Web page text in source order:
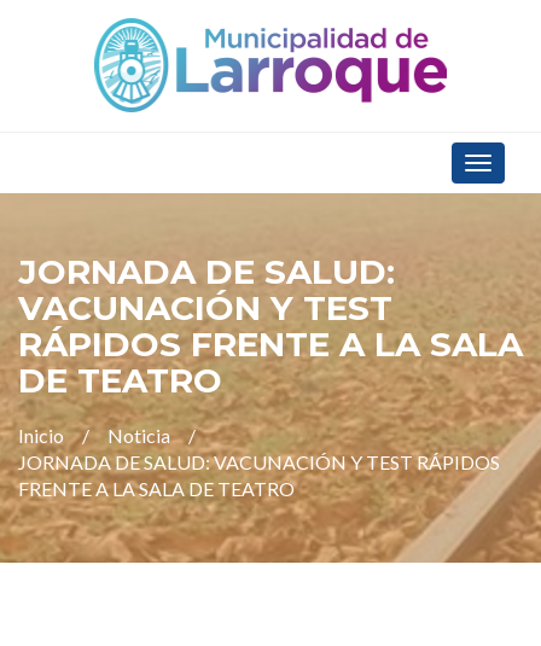
Toggle
JORNADA DE SALUD:
VACUNACIÓN Y TEST
RÁPIDOS FRENTE A LA SALA
DE TEATRO
Inicio
Noticia
JORNADA DE SALUD: VACUNACIÓN Y TEST RÁPIDOS
FRENTE A LA SALA DE TEATRO